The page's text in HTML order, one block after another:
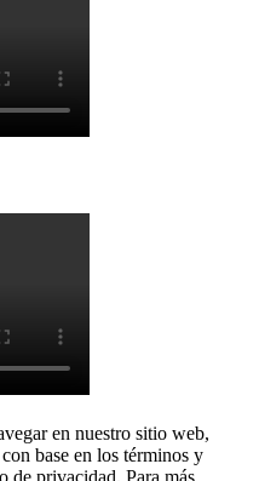
en nuestro sitio web,
base en los términos y
de privacidad. Para más